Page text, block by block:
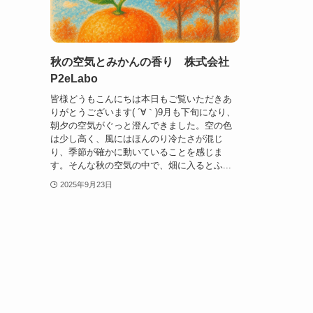
秋の空気とみかんの香り 株式会社
P2eLabo
皆様どうもこんにちは本日もご覧いただきあ
りがとうございます( ´∀｀)9月も下旬になり、
朝夕の空気がぐっと澄んできました。空の色
は少し高く、風にはほんのり冷たさが混じ
り、季節が確かに動いていることを感じま
す。そんな秋の空気の中で、畑に入るとふ...
2025年9月23日